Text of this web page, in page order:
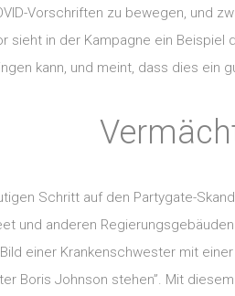
Vorschriften zu bewegen, und
in der Kampagne ein
kann, und meint, dass dies ein
Schritt auf den Partygate-
und anderen
einer Krankenschwester mit
Boris Johnson stehen”. Mit